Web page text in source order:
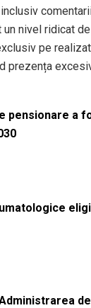
nivel ridicat
pe
prezența
pensionare a